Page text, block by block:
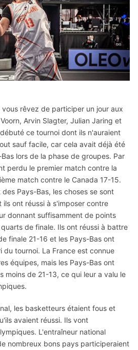
rêvez de participer un jour aux
Arvin Slagter, Julian Jaring et
ce tournoi dont ils n'auraient
sauf facile, car cela avait déjà été
lors de la phase de groupes. Par
perdu le premier match contre la
match contre le Canada 17-15.
Pays-Bas, les choses se sont
ils ont réussi à s'imposer contre
donnant suffisamment de points
de finale. Ils ont réussi à battre
finale 21-16 et les Pays-Bas ont
tournoi. La France est connue
équipes, mais les Pays-Bas ont
moins de 21-13, ce qui leur a valu le
les basketteurs étaient fous et
avaient réussi. Ils vont
L'entraîneur national
nombreux bons pays participeraient